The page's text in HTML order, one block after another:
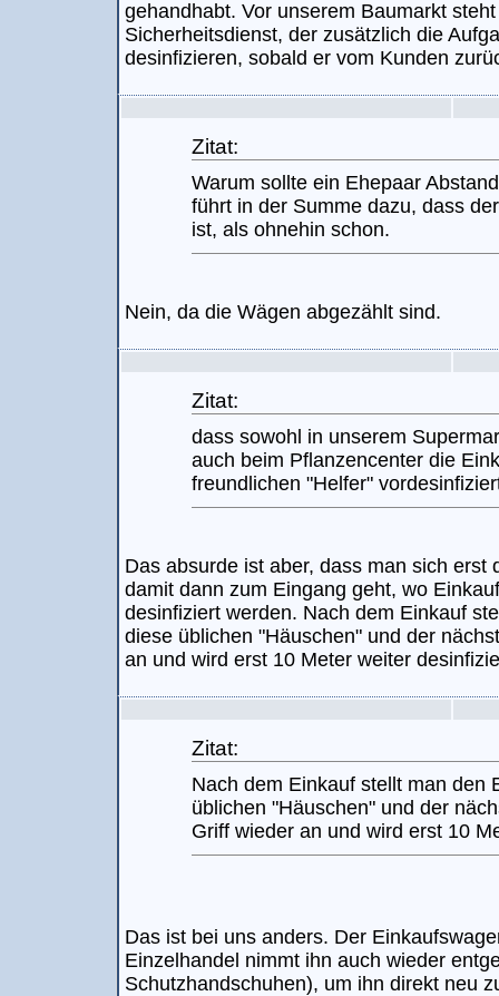
gehandhabt. Vor unserem Baumarkt
Sicherheitsdienst, der zusätzlich die
desinfizieren, sobald er vom Kunden
Zitat:
Warum sollte ein Ehepaar
führt in der Summe dazu, dass
ist, als ohnehin schon.
Nein, da die Wägen abgezählt sind.
Zitat:
dass sowohl in unserem
auch beim Pflanzencenter die
freundlichen "Helfer"
Das absurde ist aber, dass man sich erst
damit dann zum Eingang geht, wo
desinfiziert werden. Nach dem Einkauf
diese üblichen "Häuschen" und der
an und wird erst 10 Meter weiter
Zitat:
Nach dem Einkauf stellt man den
üblichen "Häuschen" und der
Griff wieder an und wird erst 10
Das ist bei uns anders. Der
Einzelhandel nimmt ihn auch wieder
Schutzhandschuhen), um ihn direkt neu